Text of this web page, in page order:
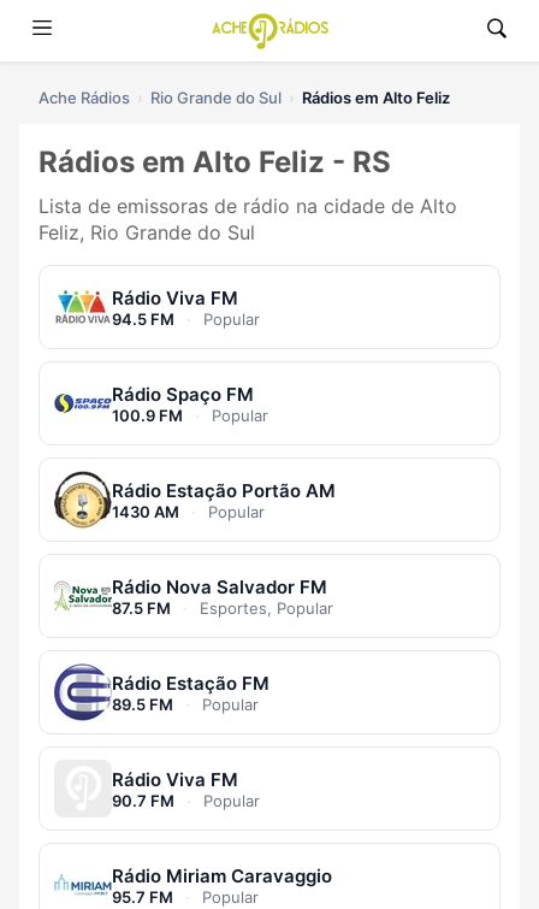
Ache Rádios Rio Grande do Sul Rádios em Alto Feliz
Rádios em Alto Feliz - RS
Lista de emissoras de rádio na cidade de Alto
Feliz, Rio Grande do Sul
Rádio Viva FM
94.5 FM · Popular
Rádio Spaço FM
100.9 FM · Popular
Rádio Estação Portão AM
1430 AM · Popular
Rádio Nova Salvador FM
87.5 FM · Esportes, Popular
Rádio Estação FM
89.5 FM · Popular
Rádio Viva FM
90.7 FM · Popular
Rádio Miriam Caravaggio
95.7 FM · Popular